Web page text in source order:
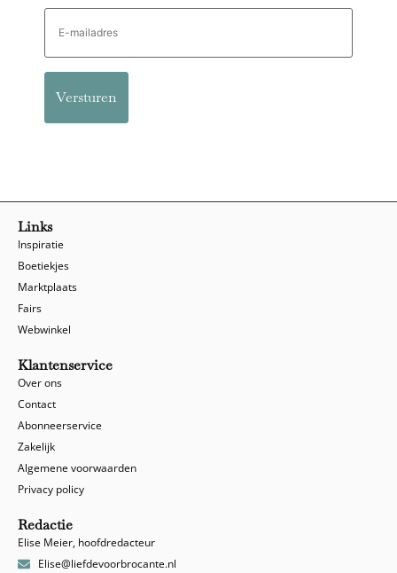
E-
mailadres
Links
Inspiratie
Boetiekjes
Marktplaats
Fairs
Webwinkel
Klantenservice
Over ons
Contact
Abonneerservice
Zakelijk
Algemene voorwaarden
Privacy policy
Redactie
Elise Meier, hoofdredacteur
Elise@liefdevoorbrocante.nl